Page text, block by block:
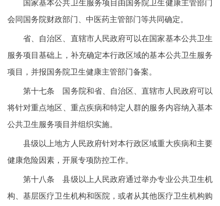
国家基本公共卫生服务项目由国务院卫生健康主管部门
会同国务院财政部门、中医药主管部门等共同确定。
省、自治区、直辖市人民政府可以在国家基本公共卫生
服务项目基础上，补充确定本行政区域的基本公共卫生服务
项目，并报国务院卫生健康主管部门备案。
第十七条 国务院和省、自治区、直辖市人民政府可以
将针对重点地区、重点疾病和特定人群的服务内容纳入基本
公共卫生服务项目并组织实施。
县级以上地方人民政府针对本行政区域重大疾病和主要
健康危险因素，开展专项防控工作。
第十八条 县级以上人民政府通过举办专业公共卫生机
构、基层医疗卫生机构和医院，或者从其他医疗卫生机构购